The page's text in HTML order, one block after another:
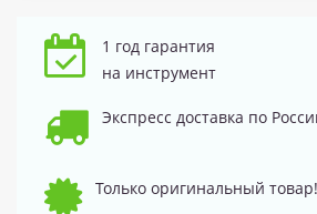
1 год гарантия
на инструмент
Экспресс доставка по
Только оригинальный товар!